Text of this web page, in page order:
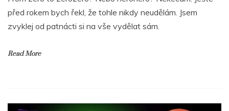
před rokem bych řekl, že tohle nikdy neudělám. Jsem
zvyklej od patnácti si na vše vydělat sám.
Read More